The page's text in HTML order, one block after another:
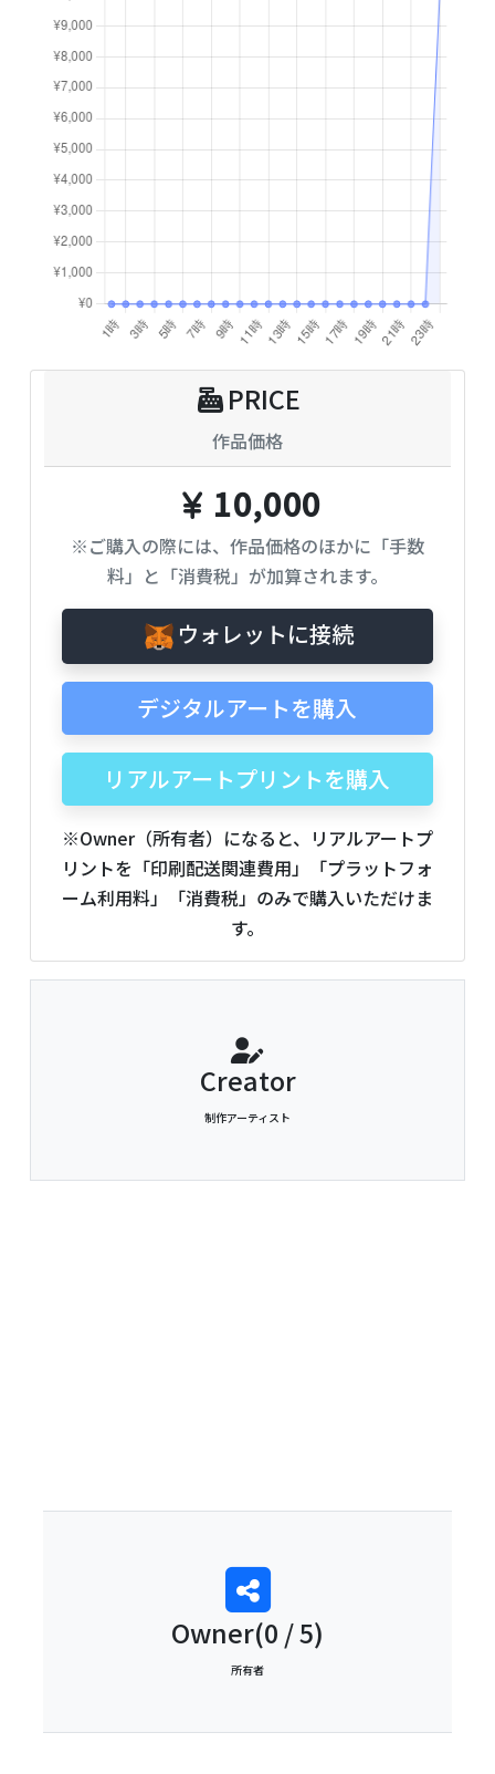
PRICE
作品価格
10,000
※ご購入の際には、作品価格のほかに「手数
料」と「消費税」が加算されます。
ウォレットに接続
デジタルアートを購入
リアルアートプリントを購入
※Owner（所有者）になると、リアルアートプ
リントを「印刷配送関連費用」「プラットフォ
ーム利用料」「消費税」のみで購入いただけま
す。
Creator
制作アーティスト
Owner(0 / 5)
所有者